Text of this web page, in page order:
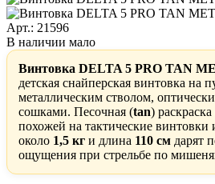
Арт.: 21596
В наличии мало
Винтовка DELTA 5 PRO TAN
детская снайперская винтовка на
металлическим стволом,
сошками. Песочная (tan)
похожей на тактические винтовки
около 1,5 кг и длина 110 см дарят
ощущения при стрельбе по